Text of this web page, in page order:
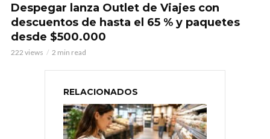
Despegar lanza Outlet de Viajes con
descuentos de hasta el 65 % y paquetes
desde $500.000
222 views 2 min read
RELACIONADOS